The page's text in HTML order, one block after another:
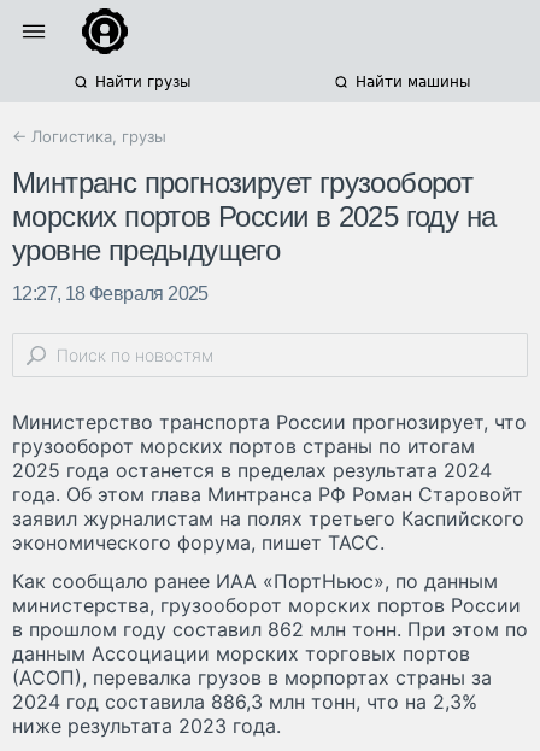
Найти грузы Найти машины
← Логистика, грузы
Минтранс прогнозирует грузооборот
морских портов России в 2025 году на
уровне предыдущего
12:27, 18 Февраля 2025
Министерство транспорта России прогнозирует, что
грузооборот морских портов страны по итогам
2025 года останется в пределах результата 2024
года. Об этом глава Минтранса РФ Роман Старовойт
заявил журналистам на полях третьего Каспийского
экономического форума, пишет ТАСС.
Как сообщало ранее ИАА «ПортНьюс», по данным
министерства, грузооборот морских портов России
в прошлом году составил 862 млн тонн. При этом по
данным Ассоциации морских торговых портов
(АСОП), перевалка грузов в морпортах страны за
2024 год составила 886,3 млн тонн, что на 2,3%
ниже результата 2023 года.